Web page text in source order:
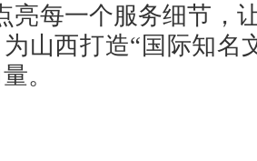
亮每一个服务细节，
山西打造“国际知名
。